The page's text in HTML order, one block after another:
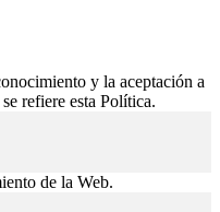
y la aceptación a
refiere esta Política.
de la Web.